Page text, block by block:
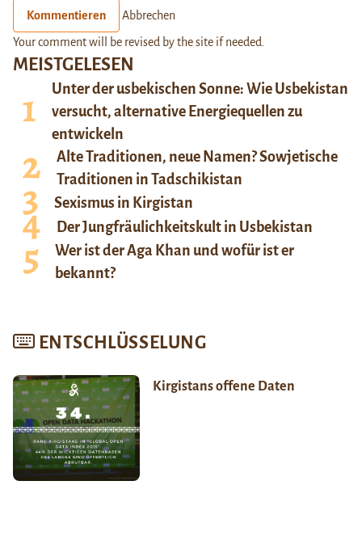
MEISTGELESEN
Unter der usbekischen Sonne: Wie Usbekistan
versucht, alternative Energiequellen zu
entwickeln
Alte Traditionen, neue Namen? Sowjetische
Traditionen in Tadschikistan
Sexismus in Kirgistan
Der Jungfräulichkeitskult in Usbekistan
Wer ist der Aga Khan und wofür ist er
bekannt?
ENTSCHLÜSSELUNG
Kirgistans offene Daten
Kommentieren Abbrechen
Your comment will be revised by the site if needed.